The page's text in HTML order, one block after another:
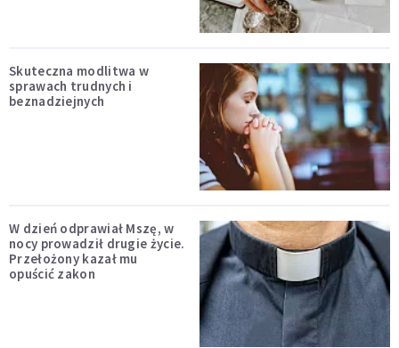
Skuteczna modlitwa w
sprawach trudnych i
beznadziejnych
W dzień odprawiał Mszę, w
nocy prowadził drugie życie.
Przełożony kazał mu
opuścić zakon